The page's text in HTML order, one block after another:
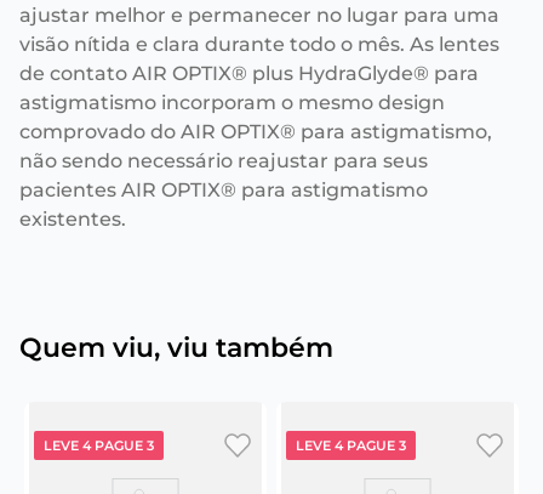
ajustar melhor e permanecer no lugar para uma
visão nítida e clara durante todo o mês. As lentes
de contato AIR OPTIX® plus HydraGlyde® para
astigmatismo incorporam o mesmo design
comprovado do AIR OPTIX® para astigmatismo,
não sendo necessário reajustar para seus
pacientes AIR OPTIX® para astigmatismo
existentes.
Quem viu, viu também
LEVE 4 PAGUE 3 LEVE 4 PAGUE 3